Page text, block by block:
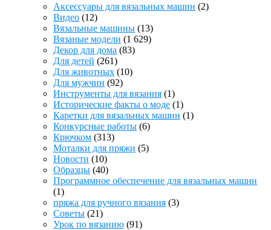
Аксессуары для вязальных машин (2)
Видео (12)
Вязальные машины (13)
Вязаные модели (1 629)
Декор для дома (83)
Для детей (261)
Для животных (10)
Для мужчин (92)
Инструменты для вязания (1)
Исторические факты о моде (1)
Каретки для вязальных машин (1)
Конкурсные работы (6)
Крючком (313)
Моталки для пряжи (5)
Новости (10)
Образцы (40)
Программное обеспечение для вязальных машин
(1)
пряжа для ручного вязания (3)
Советы (21)
Урок по вязанию (91)